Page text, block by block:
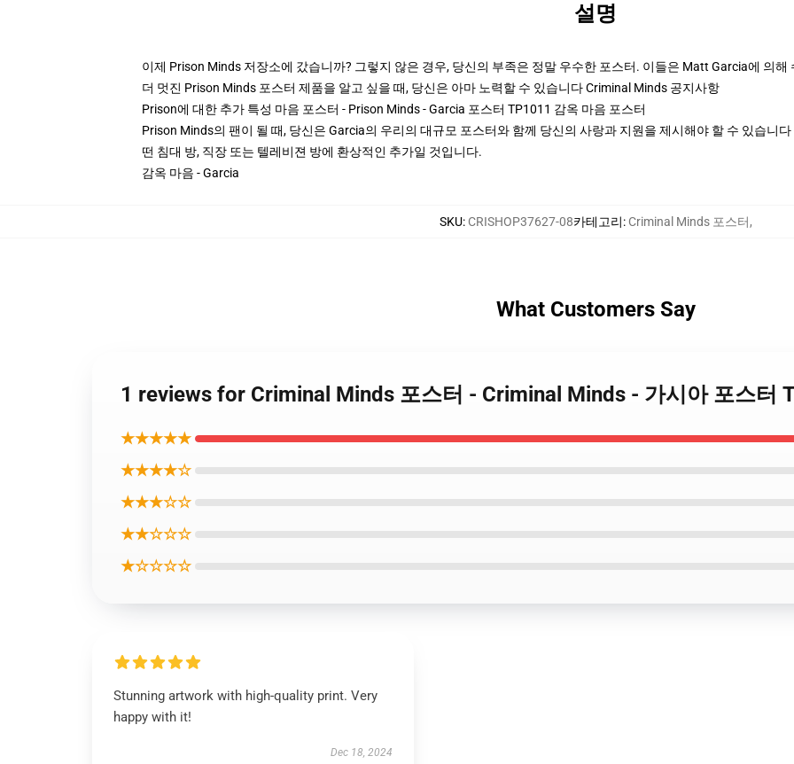
설명
이제 Prison Minds 저장소에 갔습니까? 그렇지 않은 경우, 당신의 부족은 정말 우수한 포스터. 이들은 Matt Garcia에 의
더 멋진 Prison Minds 포스터 제품을 알고 싶을 때, 당신은 아마 노력할 수 있습니다Criminal Minds 공지사항
Prison에 대한 추가 특성 마음 포스터 - Prison Minds - Garcia 포스터 TP1011 감옥 마음 포스터
Prison Minds의 팬이 될 때, 당신은 Garcia의 우리의 대규모 포스터와 함께 당신의 사랑과 지원을 제시해야 할 수 있습니
떤 침대 방, 직장 또는 텔레비젼 방에 환상적인 추가일 것입니다.
감옥 마음 - Garcia
SKU: CRISHOP37627-08카테고리: Criminal Minds 포스터,
What Customers Say
1 reviews for Criminal Minds 포스터 - Criminal Minds - 가시아 포스터
★★★★★
★★★★☆
★★★☆☆
★★☆☆☆
★☆☆☆☆
Stunning artwork with high-quality print. Very
happy with it!
Dec 18, 2024